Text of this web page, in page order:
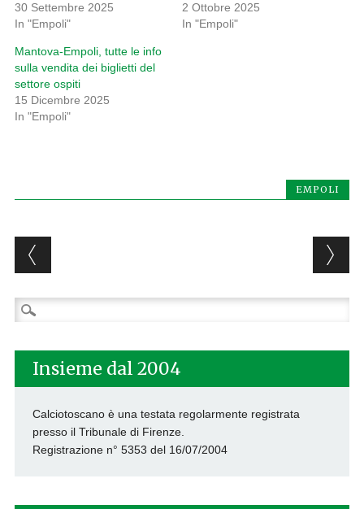
30 Settembre 2025
In "Empoli"
2 Ottobre 2025
In "Empoli"
Mantova-Empoli, tutte le info
sulla vendita dei biglietti del
settore ospiti
15 Dicembre 2025
In "Empoli"
EMPOLI
Post navigation
Ricerca
per:
Insieme dal 2004
Calciotoscano è una testata regolarmente registrata
presso il Tribunale di Firenze.
Registrazione n° 5353 del 16/07/2004